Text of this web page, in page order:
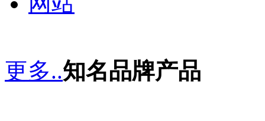
更多..知名品牌产品